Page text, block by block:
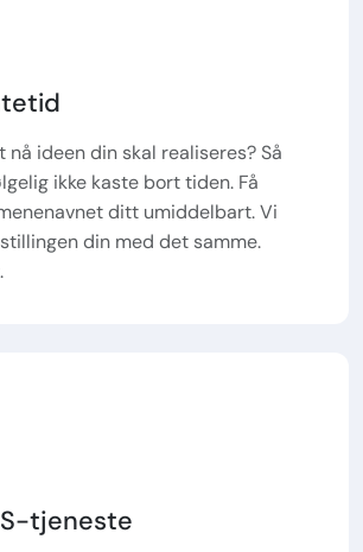
nå ideen din skal realiseres? Så
ikke kaste bort tiden. Få
ditt umiddelbart. Vi
din med det samme.
tjeneste